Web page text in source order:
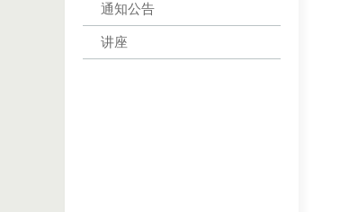
通知公告
讲座